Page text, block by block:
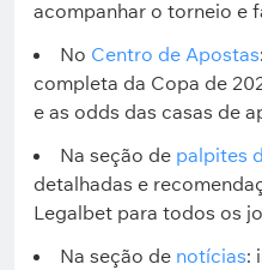
acompanhar o torneio e
No Centro de Apostas
completa da Copa de
e as odds das casas de
Na seção de palpites
detalhadas e
Legalbet para todos os
Na seção de notícias: